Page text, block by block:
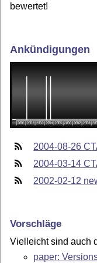
bewertet!
Ankündigungen
2004-08-26
2004-03-14
2002-02-12
Vorschläge
Vielleicht sind auch
paper: